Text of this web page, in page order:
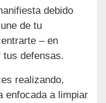
debido
de tu
– en
tus defensas.
realizando,
enfocada a limpiar